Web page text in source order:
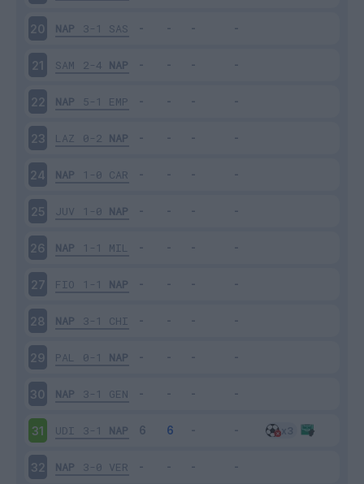
20 NAP 3-1 SAS
21 SAM 2-4 NAP
22 NAP 5-1 EMP
23 LAZ 0-2 NAP
24 NAP 1-0 CAR
25 JUV 1-0 NAP
26 NAP 1-1 MIL
27 FIO 1-1 NAP
28 NAP 3-1 CHI
29 PAL 0-1 NAP
30 NAP 3-1 GEN
31 UDI 3-1 NAP
32 NAP 3-0 VER